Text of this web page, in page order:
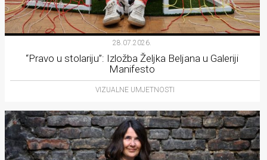
28.07.2026.
“Pravo u stolariju”: Izložba Željka Beljana u Galeriji
Manifesto
VIZUALNE UMJETNOSTI